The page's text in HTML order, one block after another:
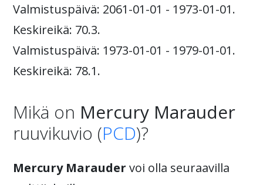
Valmistuspäivä: 2061-01-01 - 1973-01-01.
Keskireikä: 70.3.
Valmistuspäivä: 1973-01-01 - 1979-01-01.
Keskireikä: 78.1.
Mikä on Mercury Marauder
ruuvikuvio (PCD)?
Mercury Marauder voi olla seuraavilla